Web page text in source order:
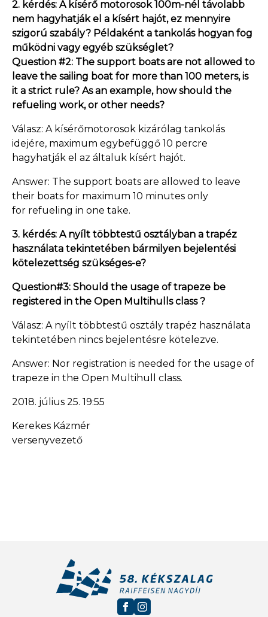
2. kérdés: A kísérő motorosok 100m-nél távolabb
nem hagyhatják el a kísért hajót, ez mennyire
szigorú szabály? Példaként a tankolás hogyan fog
működni vagy egyéb szükséglet?
Question #2: The support boats are not allowed to
leave the sailing boat for more than 100 meters, is
it a strict rule? As an example, how should the
refueling work, or other needs?
Válasz: A kísérőmotorosok kizárólag tankolás
idejére, maximum egybefüggő 10 percre
hagyhatják el az általuk kísért hajót.
Answer: The support boats are allowed to leave
their boats for maximum 10 minutes only
for refueling in one take.
3. kérdés: A nyílt többtestű osztályban a trapéz
használata tekintetében bármilyen bejelentési
kötelezettség szükséges-e?
Question#3: Should the usage of trapeze be
registered in the Open Multihulls class ?
Válasz: A nyílt többtestű osztály trapéz használata
tekintetében nincs bejelentésre kötelezve.
Answer: Nor registration is needed for the usage of
trapeze in the Open Multihull class.
2018. július 25. 19:55
Kerekes Kázmér
versenyvezető